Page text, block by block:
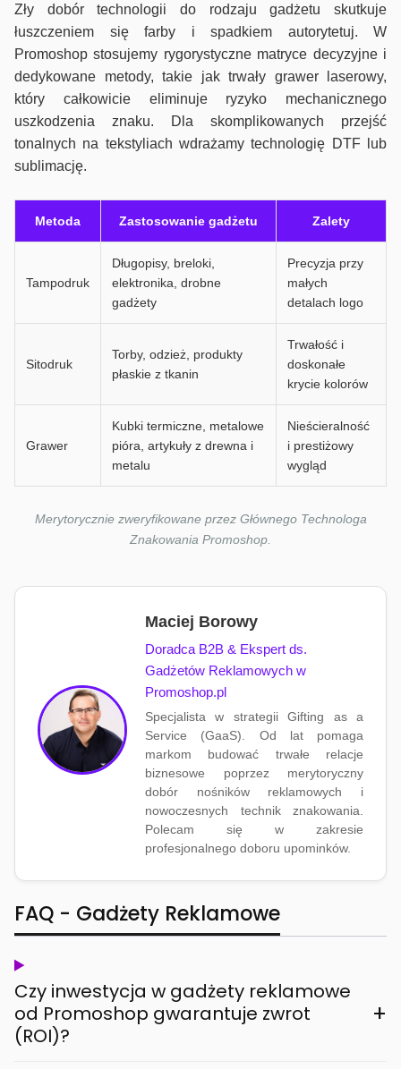
Zły dobór technologii do rodzaju gadżetu skutkuje
łuszczeniem się farby i spadkiem autorytetuj. W
Promoshop stosujemy rygorystyczne matryce decyzyjne i
dedykowane metody, takie jak trwały grawer laserowy,
który całkowicie eliminuje ryzyko mechanicznego
uszkodzenia znaku. Dla skomplikowanych przejść
tonalnych na tekstyliach wdrażamy technologię DTF lub
sublimację.
Metoda Zastosowanie gadżetu Zalety
Tampodruk
Długopisy, breloki,
elektronika, drobne
gadżety
Precyzja przy
małych
detalach logo
Sitodruk
Torby, odzież, produkty
płaskie z tkanin
Trwałość i
doskonałe
krycie kolorów
Grawer
Kubki termiczne, metalowe
pióra, artykuły z drewna i
metalu
Nieścieralność
i prestiżowy
wygląd
Merytorycznie zweryfikowane przez Głównego Technologa
Znakowania Promoshop.
Maciej Borowy
Doradca B2B & Ekspert ds.
Gadżetów Reklamowych w
Promoshop.pl
Specjalista w strategii Gifting as a
Service (GaaS). Od lat pomaga
markom budować trwałe relacje
biznesowe poprzez merytoryczny
dobór nośników reklamowych i
nowoczesnych technik znakowania.
Polecam się w zakresie
profesjonalnego doboru upominków.
FAQ - Gadżety Reklamowe
Czy inwestycja w gadżety reklamowe
od Promoshop gwarantuje zwrot
(ROI)?
+